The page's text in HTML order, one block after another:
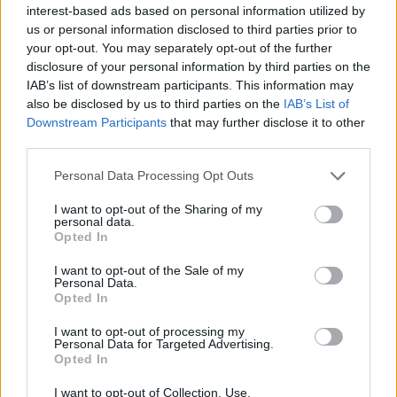
interest-based ads based on personal information utilized by
us or personal information disclosed to third parties prior to
your opt-out. You may separately opt-out of the further
disclosure of your personal information by third parties on the
IAB’s list of downstream participants. This information may
also be disclosed by us to third parties on the IAB’s List of
Downstream Participants that may further disclose it to other
Personal Data Processing Opt Outs
I want to opt-out of the Sharing of my
personal data.
Opted In
I want to opt-out of the Sale of my
Personal Data.
Opted In
I want to opt-out of processing my
Personal Data for Targeted Advertising.
Opted In
I want to opt-out of Collection, Use,
passare facilmente al 4-3-2-1 o al 4-2-3-1 con
l'accentramento diCalhanoglue l'avanzamento
di Bonaventura.
Date per fatte le cessioni, al Milan serve una
prima punta con caratteristiche diverse da
Andrè Silva. Il portoghese è un centravanti
tecnico, di manovra, simile per stile di gioco a
bravo in area per alternarlo a Silva e in alcune
occasioni affiancarlo.
sono i nomi di alto profilo, ma non è escluso che
si vada sull'usato sicuro Kalinic. Molto dipende
anche da quanto si ricaverà dalla cessione di
Bacca.